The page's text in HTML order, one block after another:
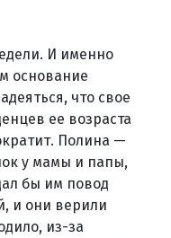
И именно
основание
что свое
ее возраста
Полина —
у мамы и папы,
бы им повод
и они верили
из-за